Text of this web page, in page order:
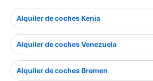
Alquiler de coches Kenia
Alquiler de coches Venezuela
Alquiler de coches Bremen